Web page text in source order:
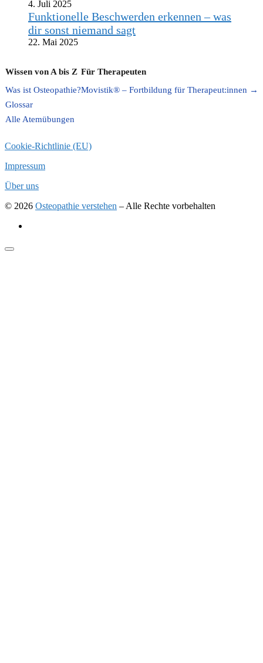
4. Juli 2025
Funktionelle Beschwerden erkennen – was
dir sonst niemand sagt
22. Mai 2025
Wissen von A bis Z
Was ist Osteopathie?
Glossar
Alle Atemübungen
Für Therapeuten
Movistik® – Fortbildung für Therapeut:innen →
Cookie-Richtlinie (EU)
Impressum
Über uns
© 2026 Osteopathie verstehen – Alle Rechte vorbehalten